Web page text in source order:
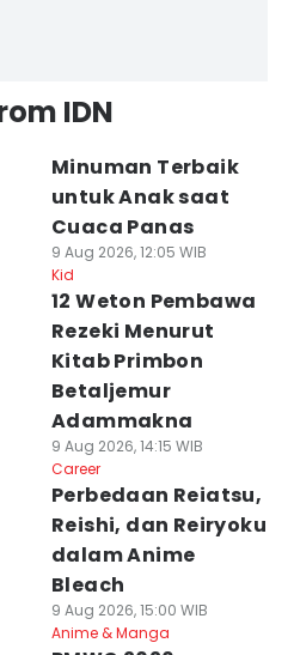
IDN
Minuman Terbaik
untuk Anak saat
Cuaca Panas
9 Aug 2026, 12:05 WIB
Kid
12 Weton Pembawa
Rezeki Menurut
Kitab Primbon
Betaljemur
Adammakna
9 Aug 2026, 14:15 WIB
Career
Perbedaan Reiatsu,
Reishi, dan Reiryoku
dalam Anime
Bleach
9 Aug 2026, 15:00 WIB
Anime & Manga